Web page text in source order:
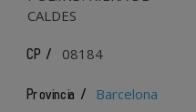
CALDES
CP / 08184
Provincia / Barcelona